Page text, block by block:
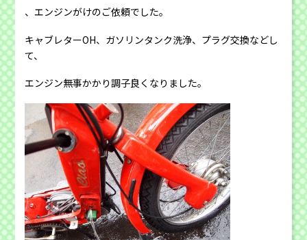
、エンジンがけのご依頼でした。
キャブレターOH、ガソリンタンク洗浄、プラグ交換などし
て、
エンジン無事かかり調子良くなりました。